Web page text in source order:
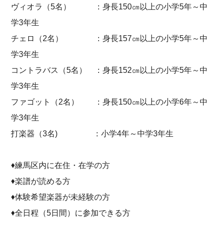
ヴィオラ（5名） ：身長150㎝以上の小学5年～中
学3年生
チェロ（2名） ：身長157㎝以上の小学5年～中
学3年生
コントラバス（5名） ：身長152㎝以上の小学5年～中
学3年生
ファゴット（2名） ：身長150㎝以上の小学6年～中
学3年生
打楽器（3名) ：小学4年～中学3年生
♦練馬区内に在住・在学の方
♦楽譜が読める方
♦体験希望楽器が未経験の方
♦全日程（5日間）に参加できる方